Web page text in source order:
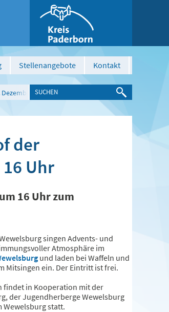
Stellenangebote Kontakt
um 16 Uhr
der
Uhr
16 Uhr zum
singen Advents- und
Atmosphäre im
und laden bei Waffeln und
Mitsingen ein. Der Eintritt ist frei.
findet in Kooperation mit der
der Jugendherberge Wewelsburg
Wewelsburg statt.